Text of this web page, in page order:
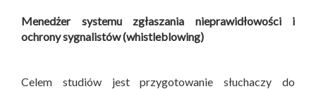
Menedżer systemu zgłaszania nieprawidłowości i
ochrony sygnalistów (whistleblowing)
Celem studiów jest przygotowanie słuchaczy do